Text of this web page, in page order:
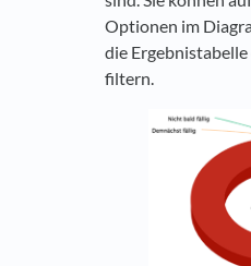
Optionen im
die
filtern.